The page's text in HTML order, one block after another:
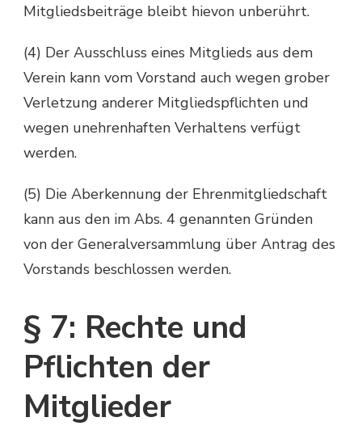
Mitgliedsbeiträge bleibt hievon unberührt.
(4) Der Ausschluss eines Mitglieds aus dem
Verein kann vom Vorstand auch wegen grober
Verletzung anderer Mitgliedspflichten und
wegen unehrenhaften Verhaltens verfügt
werden.
(5) Die Aberkennung der Ehrenmitgliedschaft
kann aus den im Abs. 4 genannten Gründen
von der Generalversammlung über Antrag des
Vorstands beschlossen werden.
§ 7: Rechte und
Pflichten der
Mitglieder